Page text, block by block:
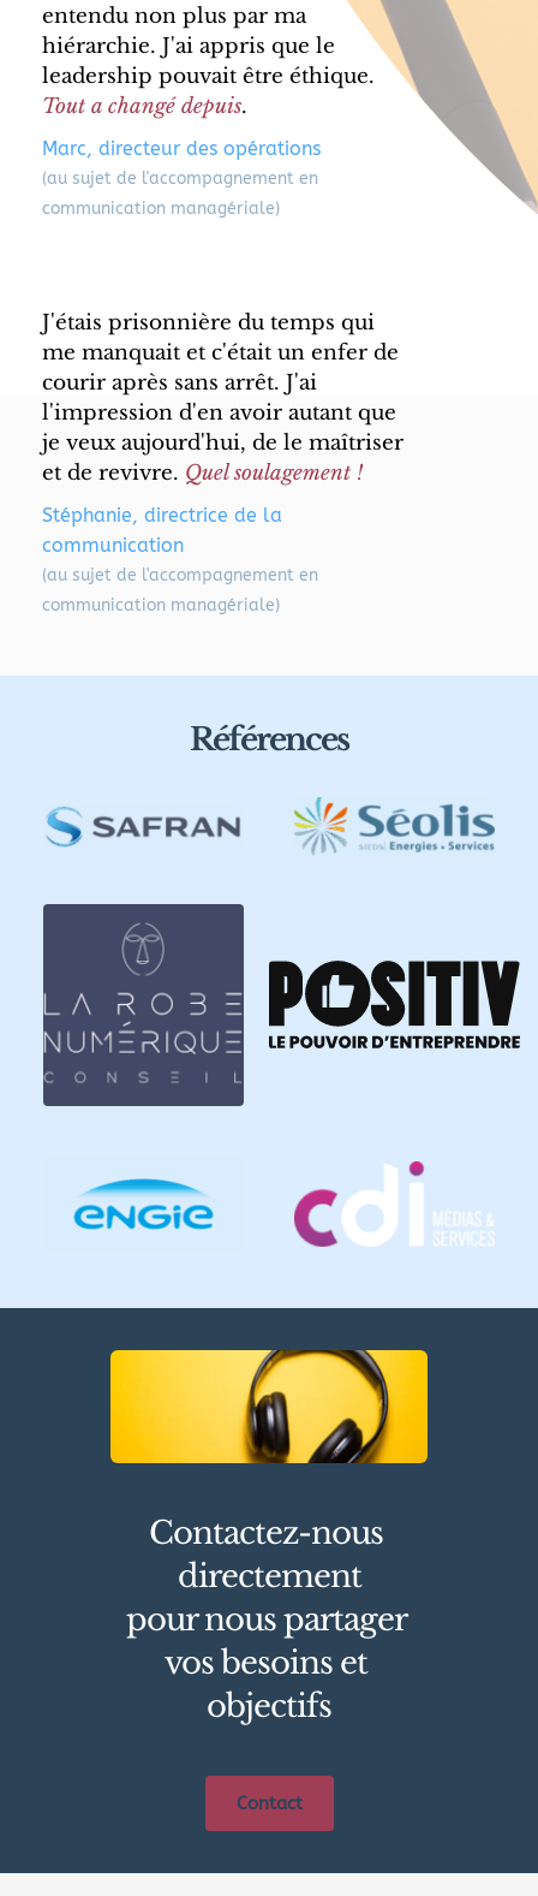
entendu non plus par ma
hiérarchie. J'ai appris que le
Tout a changé depuis.
Marc, directeur des opérations
(au sujet de l'accompagnement en
communication managériale)
J'étais prisonnière du temps qui
me manquait et c'était un enfer de
courir après sans arrêt. J'ai
l'impression d'en avoir autant que
je veux aujourd'hui, de le maîtriser
et de revivre. Quel soulagement !
Stéphanie, directrice de la
communication
(au sujet de l'accompagnement en
communication managériale)
Références
Contactez-nous
directement
pour nous partager
vos besoins et
objectifs
Contact